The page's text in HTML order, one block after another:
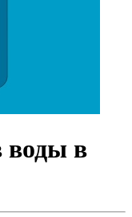
воды в